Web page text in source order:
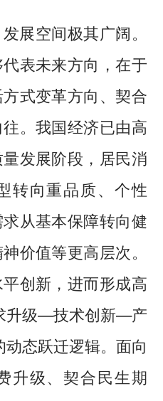
空间极其广阔。
表未来方向，在于
式变革方向、契合
。我国经济已由高
发展阶段，居民消
转向重品质、个性
从基本保障转向健
价值等更高层次。
创新，进而形成高
升级—技术创新—产
态跃迁逻辑。面向
升级、契合民生期